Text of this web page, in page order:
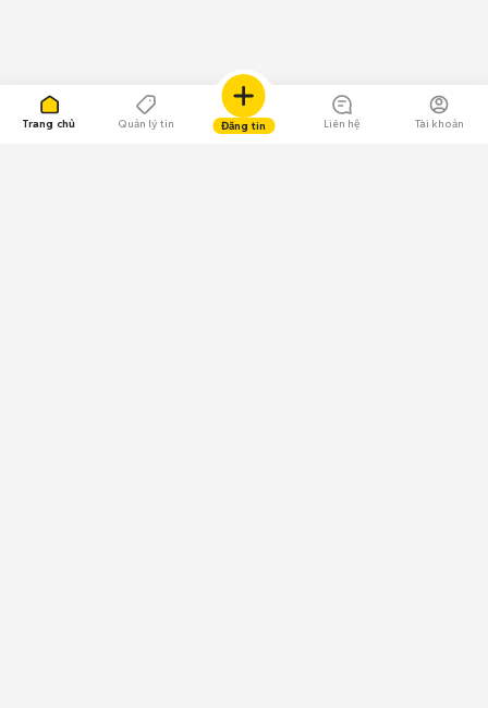
Trang chủ Quản lý tin Đăng tin Liên hệ Tài khoản